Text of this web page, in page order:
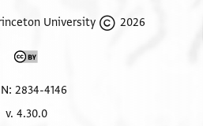
2026 The Trustees of Princeton University
2834-4146
v. 4.30.0